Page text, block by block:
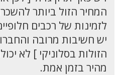
המחיר הזול ביותר
לזמינות של רכבים
יש חשיבות מרובה
הזולות בסלוניקי ] לא
מהיר בזמן אמת.